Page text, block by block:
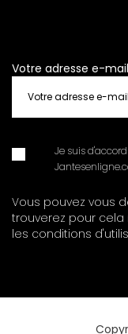
Votre adresse e-mail
Je suis
Vous pouvez vous
trouverez pour
les conditions